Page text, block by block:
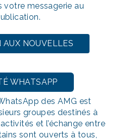
votre messagerie au
AUX NOUVELLES
WHATSAPP
des AMG est
groupes destinés à
et l’échange entre
sont ouverts à tous,